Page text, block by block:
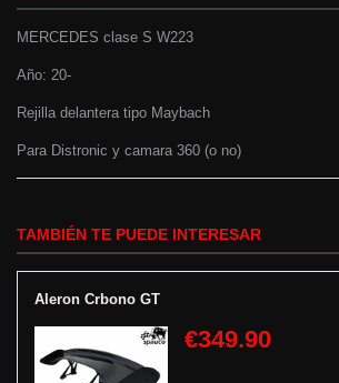
MERCEDES clase S W223
Año: 20-
Rejilla delantera tipo Maybach
Para Distronic y camara 360 (o no)
TAMBIÉN TE PUEDE INTERESAR
Aleron Crbono GT
€349.90